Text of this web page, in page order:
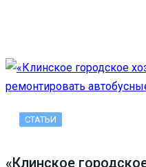
СТАТЬИ
«Клинское